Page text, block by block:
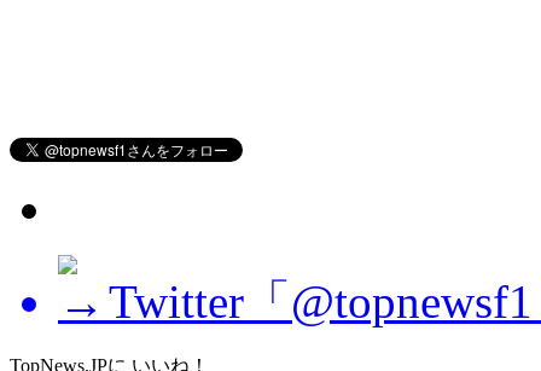
Twitter「
TopNews.JPに いいね！